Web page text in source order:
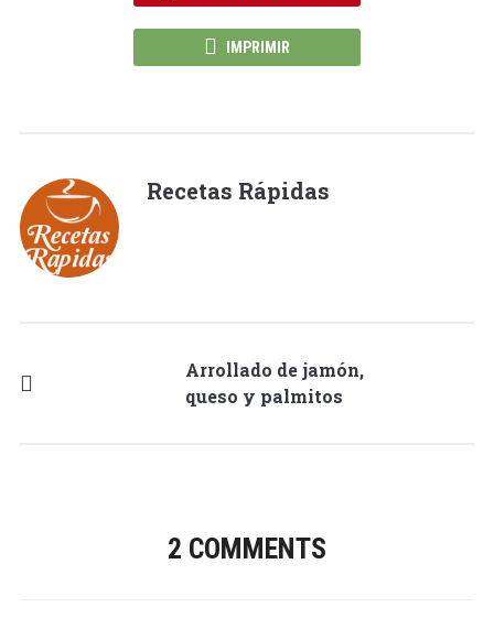
IMPRIMIR
Recetas Rápidas
Arrollado de jamón,
queso y palmitos
2 COMMENTS